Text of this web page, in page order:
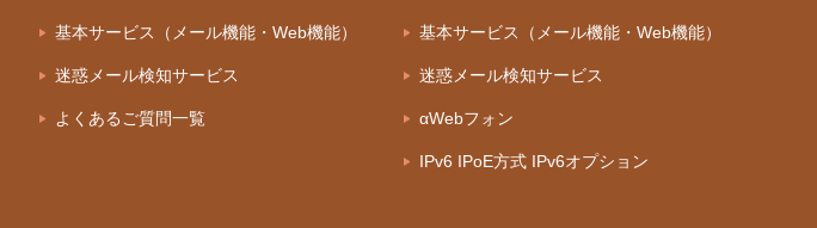
基本サービス（メール機能・Web機能）
迷惑メール検知サービス
よくあるご質問一覧
基本サービス（メール機能・Web機能）
迷惑メール検知サービス
αWebフォン
IPv6 IPoE方式 IPv6オプション